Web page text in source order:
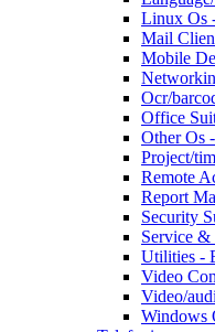
Linux Os
Mail
Mobile
Ocr/
Office
Other Os
Project/
Remote
Report
Security
Service &
Utilities -
Video
Video/
Windows